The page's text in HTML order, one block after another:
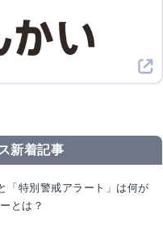
新着記事
「特別警戒アラート」は何が
とは？